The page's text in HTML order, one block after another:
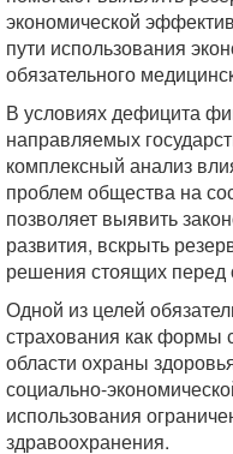
экономической
пути использования
обязательного
В условиях дефицита
направляемых
комплексный анализ
проблем общества на
позволяет выявить
развития, вскрыть
решения стоящих перед
Одной из целей
страхования как формы
области охраны
социально-
использования
здравоохранения.